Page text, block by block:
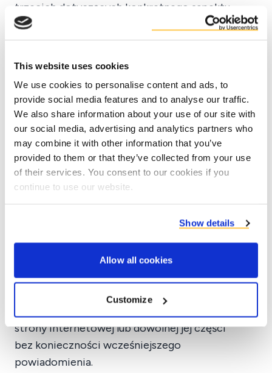
This website uses cookies
We use cookies to personalise content and ads, to
provide social media features and to analyse our traffic.
We also share information about your use of our site with
our social media, advertising and analytics partners who
may combine it with other information that you’ve
provided to them or that they’ve collected from your use
of their services. You consent to our cookies if you
continue to use our website.
Show details
Allow all cookies
Customize
trzecich dotyczących konkretnego aspektu
tej strony.
materiałów udostępnianych na tej stronie
odbywa się na własne ryzyko. Ponosisz
odpowiedzialność za wszelkie uszkodzenia
systemu komputerowego lub utratę danych w
wyniku pobrania.
5. Prawa autorskie do treści, obrazu, projektu i
oprogramowania tej strony internetowej
należą do Duynie. Nieautoryzowane lub
zawartości może prowadzić do naruszenia
odpowiedzialny za wszystko, co wysyłasz z tej
6. Duynie zastrzega sobie prawo do odmowy,
strony internetowej lub dowolnej jej części
bez konieczności wcześniejszego
powiadomienia.